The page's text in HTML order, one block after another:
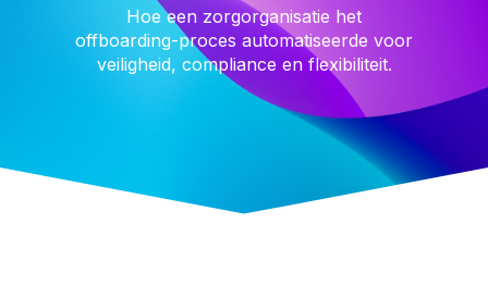
Hoe een zorgorganisatie het
offboarding-proces automatiseerde voor
veiligheid, compliance en flexibiliteit.